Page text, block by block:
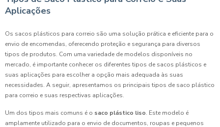
Aplicações
Os sacos plásticos para correio são uma solução prática e eficiente para o
envio de encomendas, oferecendo proteção e segurança para diversos
tipos de produtos. Com uma variedade de modelos disponíveis no
mercado, é importante conhecer os diferentes tipos de sacos plásticos e
suas aplicações para escolher a opção mais adequada às suas
necessidades. A seguir, apresentamos os principais tipos de saco plástico
para correio e suas respectivas aplicações.
Um dos tipos mais comuns é o saco plástico liso. Este modelo é
amplamente utilizado para o envio de documentos, roupas e pequenos